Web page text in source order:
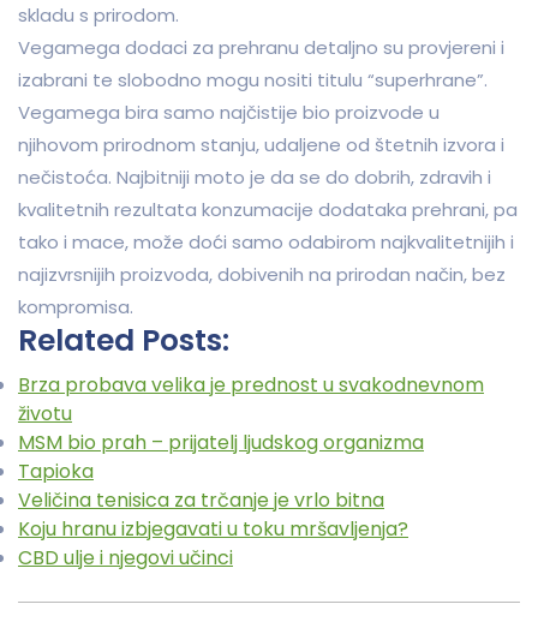
skladu s prirodom.
Vegamega dodaci za prehranu detaljno su provjereni i
izabrani te slobodno mogu nositi titulu “superhrane”.
Vegamega bira samo najčistije bio proizvode u
njihovom prirodnom stanju, udaljene od štetnih izvora i
nečistoća. Najbitniji moto je da se do dobrih, zdravih i
kvalitetnih rezultata konzumacije dodataka prehrani, pa
tako i mace, može doći samo odabirom najkvalitetnijih i
najizvrsnijih proizvoda, dobivenih na prirodan način, bez
kompromisa.
Related Posts:
Brza probava velika je prednost u svakodnevnom
životu
MSM bio prah – prijatelj ljudskog organizma
Tapioka
Veličina tenisica za trčanje je vrlo bitna
Koju hranu izbjegavati u toku mršavljenja?
CBD ulje i njegovi učinci